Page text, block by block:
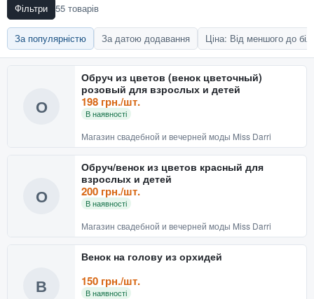
Фільтри 55 товарів
За популярністю За датою додавання Ціна: Від меншого до
О
Обруч из цветов (венок цветочный)
розовый для взрослых и детей
198 грн./шт.
В наявності
Магазин свадебной и вечерней моды Miss Darri
О
Обруч/венок из цветов красный для
взрослых и детей
200 грн./шт.
В наявності
Магазин свадебной и вечерней моды Miss Darri
В
Венок на голову из орхидей
150 грн./шт.
В наявності